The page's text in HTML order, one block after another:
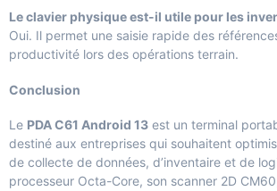
Le clavier physique est-il utile pour les
Oui. Il permet une saisie rapide des
productivité lors des opérations terrain.
Conclusion
Le PDA C61 Android 13 est un terminal
destiné aux entreprises qui souhaitent
de collecte de données, d’inventaire et de
processeur Octa-Core, son scanner 2D